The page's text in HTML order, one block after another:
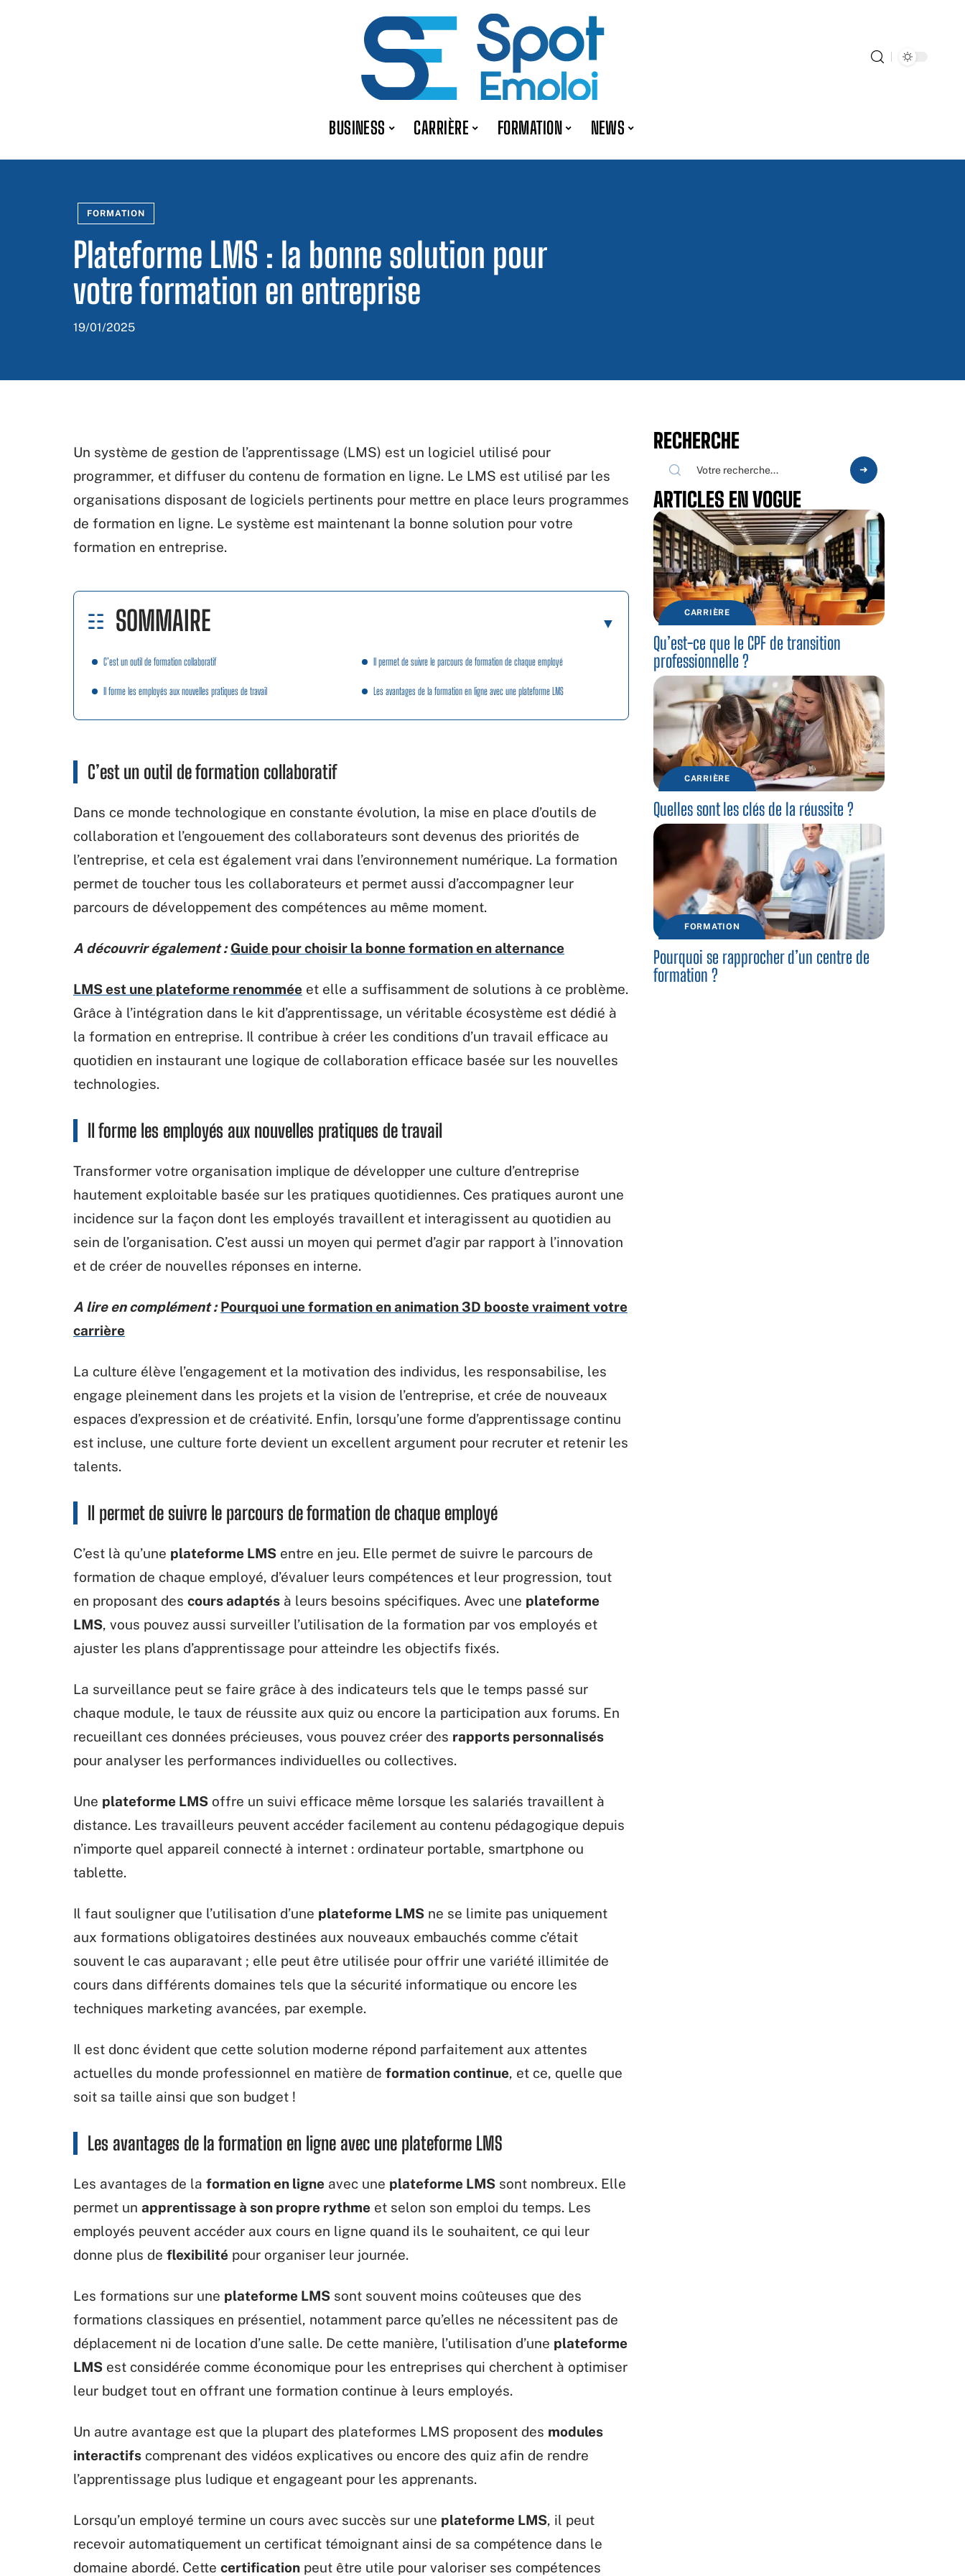
BUSINESS CARRIÈRE FORMATION NEWS
FORMATION
Plateforme LMS : la bonne solution pour
votre formation en entreprise
19/01/2025
Un système de gestion de l’apprentissage (LMS) est un logiciel utilisé pour
programmer, et diffuser du contenu de formation en ligne. Le LMS est utilisé par les
organisations disposant de logiciels pertinents pour mettre en place leurs programmes
de formation en ligne. Le système est maintenant la bonne solution pour votre
formation en entreprise.
SOMMAIRE
C’est un outil de formation collaboratif
Il forme les employés aux nouvelles pratiques de travail
Il permet de suivre le parcours de formation de chaque employé
Les avantages de la formation en ligne avec une plateforme LMS
C’est un outil de formation collaboratif
Dans ce monde technologique en constante évolution, la mise en place d’outils de
collaboration et l’engouement des collaborateurs sont devenus des priorités de
l’entreprise, et cela est également vrai dans l’environnement numérique. La formation
permet de toucher tous les collaborateurs et permet aussi d’accompagner leur
parcours de développement des compétences au même moment.
A découvrir également : Guide pour choisir la bonne formation en alternance
LMS est une plateforme renommée et elle a suffisamment de solutions à ce problème.
Grâce à l’intégration dans le kit d’apprentissage, un véritable écosystème est dédié à
la formation en entreprise. Il contribue à créer les conditions d’un travail efficace au
quotidien en instaurant une logique de collaboration efficace basée sur les nouvelles
technologies.
Il forme les employés aux nouvelles pratiques de travail
Transformer votre organisation implique de développer une culture d’entreprise
hautement exploitable basée sur les pratiques quotidiennes. Ces pratiques auront une
incidence sur la façon dont les employés travaillent et interagissent au quotidien au
sein de l’organisation. C’est aussi un moyen qui permet d’agir par rapport à l’innovation
et de créer de nouvelles réponses en interne.
A lire en complément : Pourquoi une formation en animation 3D booste vraiment votre
carrière
La culture élève l’engagement et la motivation des individus, les responsabilise, les
engage pleinement dans les projets et la vision de l’entreprise, et crée de nouveaux
espaces d’expression et de créativité. Enfin, lorsqu’une forme d’apprentissage continu
est incluse, une culture forte devient un excellent argument pour recruter et retenir les
talents.
Il permet de suivre le parcours de formation de chaque employé
C’est là qu’une plateforme LMS entre en jeu. Elle permet de suivre le parcours de
formation de chaque employé, d’évaluer leurs compétences et leur progression, tout
en proposant des cours adaptés à leurs besoins spécifiques. Avec une plateforme
LMS, vous pouvez aussi surveiller l’utilisation de la formation par vos employés et
ajuster les plans d’apprentissage pour atteindre les objectifs fixés.
La surveillance peut se faire grâce à des indicateurs tels que le temps passé sur
chaque module, le taux de réussite aux quiz ou encore la participation aux forums. En
recueillant ces données précieuses, vous pouvez créer des rapports personnalisés
pour analyser les performances individuelles ou collectives.
Une plateforme LMS offre un suivi efficace même lorsque les salariés travaillent à
distance. Les travailleurs peuvent accéder facilement au contenu pédagogique depuis
n’importe quel appareil connecté à internet : ordinateur portable, smartphone ou
tablette.
Il faut souligner que l’utilisation d’une plateforme LMS ne se limite pas uniquement
aux formations obligatoires destinées aux nouveaux embauchés comme c’était
souvent le cas auparavant ; elle peut être utilisée pour offrir une variété illimitée de
cours dans différents domaines tels que la sécurité informatique ou encore les
techniques marketing avancées, par exemple.
Il est donc évident que cette solution moderne répond parfaitement aux attentes
actuelles du monde professionnel en matière de formation continue, et ce, quelle que
soit sa taille ainsi que son budget !
Les avantages de la formation en ligne avec une plateforme LMS
Les avantages de la formation en ligne avec une plateforme LMS sont nombreux. Elle
permet un apprentissage à son propre rythme et selon son emploi du temps. Les
employés peuvent accéder aux cours en ligne quand ils le souhaitent, ce qui leur
donne plus de flexibilité pour organiser leur journée.
Les formations sur une plateforme LMS sont souvent moins coûteuses que des
formations classiques en présentiel, notamment parce qu’elles ne nécessitent pas de
déplacement ni de location d’une salle. De cette manière, l’utilisation d’une plateforme
LMS est considérée comme économique pour les entreprises qui cherchent à optimiser
leur budget tout en offrant une formation continue à leurs employés.
Un autre avantage est que la plupart des plateformes LMS proposent des modules
interactifs comprenant des vidéos explicatives ou encore des quiz afin de rendre
l’apprentissage plus ludique et engageant pour les apprenants.
Lorsqu’un employé termine un cours avec succès sur une plateforme LMS, il peut
recevoir automatiquement un certificat témoignant ainsi de sa compétence dans le
domaine abordé. Cette certification peut être utile pour valoriser ses compétences
RECHERCHE
ARTICLES EN VOGUE
CARRIÈRE
Qu’est-ce que le CPF de transition
professionnelle ?
CARRIÈRE
Quelles sont les clés de la réussite ?
FORMATION
Pourquoi se rapprocher d’un centre de
formation ?